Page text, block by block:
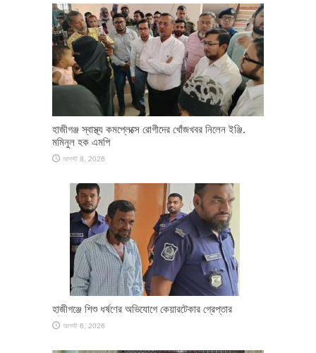
হাজীগঞ্জ স্বাস্থ্য কমপ্লেক্সে রোগীদের খোঁজখবর নিলেন ইঞ্জি.
মমিনুল হক এমপি
আগস্ট 8, 2026
হাজীগঞ্জে শিশু ধর্ষণের অভিযোগে কেয়ারটেকার গ্রেপ্তার
আগস্ট 6, 2026